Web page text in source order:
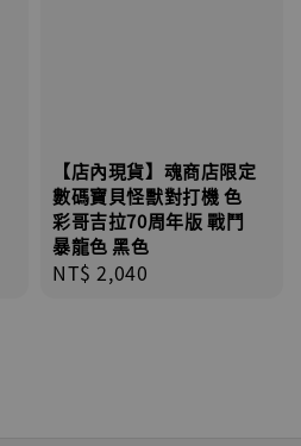
【店內現貨】魂商店限定
數碼寶貝怪獸對打機 色
彩哥吉拉70周年版 戰鬥
暴龍色 黑色
Regular
NT$ 2,040